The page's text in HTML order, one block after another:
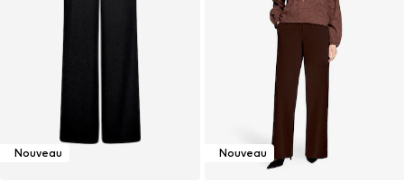
Nouveau Nouveau